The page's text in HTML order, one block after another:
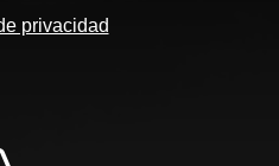
privacidad